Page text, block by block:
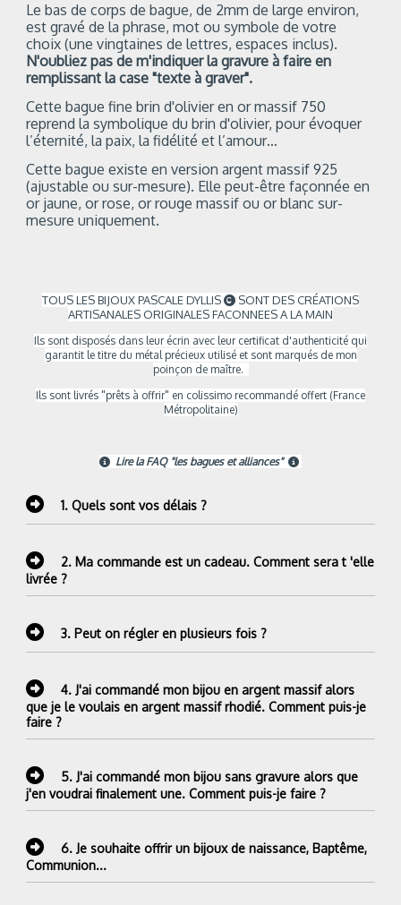
Le bas de corps de bague, de 2mm de large environ,
est gravé de la phrase, mot ou symbole de votre
choix (une vingtaines de lettres, espaces inclus).
N'oubliez pas de m'indiquer la gravure à faire en
remplissant la case "texte à graver".
Cette bague fine brin d'olivier en or massif 750
reprend la symbolique du brin d'olivier, pour évoquer
l’éternité, la paix, la fidélité et l’amour…
Cette bague existe en version argent massif 925
(ajustable ou sur-mesure). Elle peut-être façonnée en
or jaune, or rose, or rouge massif ou or blanc sur-
mesure uniquement.
TOUS LES BIJOUX PASCALE DYLLIS  SONT DES CRÉATIONS
ARTISANALES ORIGINALES FACONNEES A LA MAIN
Ils sont disposés dans leur écrin avec leur certificat d'authenticité qui
garantit le titre du métal précieux utilisé et sont marqués de mon
poinçon de maître.
Ils sont livrés "prêts à offrir" en colissimo recommandé offert (France
Métropolitaine)
 Lire la FAQ "les bagues et alliances" 
1. Quels sont vos délais ?
2. Ma commande est un cadeau. Comment sera t 'elle
livrée ?
3. Peut on régler en plusieurs fois ?
4. J'ai commandé mon bijou en argent massif alors
que je le voulais en argent massif rhodié. Comment puis-je
faire ?
5. J'ai commandé mon bijou sans gravure alors que
j'en voudrai finalement une. Comment puis-je faire ?
6. Je souhaite offrir un bijoux de naissance, Baptême,
Communion...